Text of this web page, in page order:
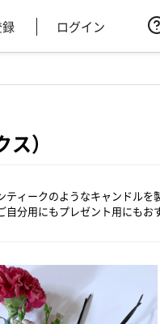
ログイン
）
ィークのようなキャンドルを
分用にもプレゼント用にもお